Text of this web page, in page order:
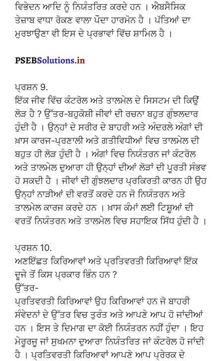
ਵਿਭੇਦਨ ਆਦਿ ਨੂੰ ਨਿਯੰਤਰਿਤ ਕਰਦੇ ਹਨ । ਐਬਸੈਸਿਕ
ਤੇਜ਼ਾਬ ਵਾਧਾ ਰੋਕਣ ਵਾਲਾ ਪੌਦਾ ਹਾਰਮੋਨ ਹੈ । ਪੱਤਿਆਂ ਦਾ
ਮੁਰਝਾਉਣਾ ਵੀ ਇਸ ਦੇ ਪ੍ਰਭਾਵਾਂ ਵਿੱਚ ਸ਼ਾਮਿਲ ਹੈ ।
ਪ੍ਰਸ਼ਨ 9.
ਇੱਕ ਜੀਵ ਵਿੱਚ ਕੰਟਰੋਲ ਅਤੇ ਤਾਲਮੇਲ ਦੇ ਸਿਸਟਮ ਦੀ ਕਿਉਂ
ਲੋੜ ਹੈ ? ਉੱਤਰ-ਬਹੁਕੋਸ਼ੀ ਜੀਵਾਂ ਦੀ ਰਚਨਾ ਬਹੁਤ ਗੁੰਝਲਦਾਰ
ਹੁੰਦੀ ਹੈ । ਉਨ੍ਹਾਂ ਦੇ ਸਰੀਰ ਦੇ ਬਾਹਰੀ ਅਤੇ ਅੰਦਰਲੇ ਅੰਗਾਂ ਦੀ
ਖ਼ਾਸ ਕਾਰਜ-ਪ੍ਰਣਾਲੀ ਅਤੇ ਗਤੀਵਿਧੀਆਂ ਵਿਚ ਤਾਲਮੇਲ ਦੀ
ਬਹੁਤ ਹੀ ਲੋੜ ਹੁੰਦੀ ਹੈ । ਅੰਗਾਂ ਵਿਚ ਨਿਯੰਤਰਨ ਜਾਂ ਕੰਟਰੋਲ
ਅਤੇ ਤਾਲਮੇਲ ਦੁਆਰਾ ਹੀ ਉਨ੍ਹਾਂ ਦੀਆਂ ਲੋੜਾਂ ਦੀ ਪੂਰਤੀ ਸੰਭਵ
ਹੋ ਸਕਦੀ ਹੈ । ਜੀਵਾਂ ਦੀ ਗੁੰਝਲਦਾਰ ਪ੍ਰਕਿਰਤੀ ਕਾਰਨ ਹੀ ਉਹ
ਉਨ੍ਹਾਂ ਨਾੜੀਆਂ ਦੀ ਵਰਤੋਂ ਕਰਦੇ ਹਨ ਜੋ ਨਿਯੰਤਰਨ ਅਤੇ
ਤਾਲਮੇਲ ਕਾਰਜ ਕਰਦੇ ਹਨ । ਖ਼ਾਸ ਕੰਮਾਂ ਲਈ ਟਿਸ਼ੂਆਂ ਦੀ
ਵਰਤੋਂ ਨਿਯੰਤਰਨ ਅਤੇ ਤਾਲਮੇਲ ਵਿਚ ਸਹਾਇਕ ਸਿੱਧ ਹੁੰਦੀ ਹੈ ।
ਪ੍ਰਸ਼ਨ 10.
ਅਣਇੱਛਤ ਕਿਰਿਆਵਾਂ ਅਤੇ ਪ੍ਰਤਿਵਰਤੀ ਕਿਰਿਆਵਾਂ ਇੱਕ
ਦੂਜੇ ਤੋਂ ਕਿਸ ਪ੍ਰਕਾਰ ਭਿੰਨ ਹਨ ?
ਉੱਤਰ-
ਪ੍ਰਤਿਵਰਤੀ ਕਿਰਿਆਵਾਂ ਉਹ ਕਿਰਿਆਵਾਂ ਹਨ ਜੋ ਬਾਹਰੀ
ਸੰਵੇਦਨਾਂ ਦੇ ਉੱਤਰ ਵਿਚ ਤੁਰੰਤ ਅਤੇ ਆਪਣੇ ਆਪ ਹੋ ਜਾਂਦੀਆਂ
ਹਨ । ਇਸ ਤੇ ਦਿਮਾਗ ਦਾ ਕੋਈ ਨਿਯੰਤਰਨ ਨਹੀਂ ਹੁੰਦਾ । ਇਹ
ਮੇਰੂਰਜੂ ਜਾਂ ਸੁਖਮਨਾ ਦੁਆਰਾ ਨਿਯੰਤਰਿਤ ਜਾਂ ਕੰਟਰੋਲ ਹੋ ਜਾਂਦੀ
ਹੈ । ਪ੍ਰਤਿਵਰਤੀ ਕਿਰਿਆਵਾਂ ਆਪਣੇ ਆਪ ਪ੍ਰੇਰਕ ਦੇ